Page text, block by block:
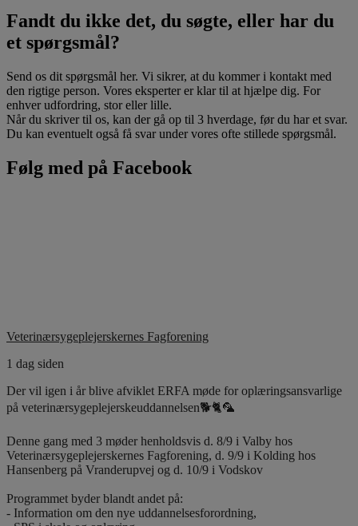
Fandt du ikke det, du søgte, eller har du
et spørgsmål?
Send os dit spørgsmål her. Vi sikrer, at du kommer i kontakt med
den rigtige person. Vores eksperter er klar til at hjælpe dig. For
enhver udfordring, stor eller lille.
Når du skriver til os, kan der gå op til 3 hverdage, før du har et svar.
Du kan eventuelt også få svar under vores ofte stillede spørgsmål.
Følg med på Facebook
Veterinærsygeplejerskernes Fagforening
1 dag siden
Der vil igen i år blive afviklet ERFA møde for oplæringsansvarlige
på veterinærsygeplejerskeuddannelsen🐕🐈🦜
Denne gang med 3 møder henholdsvis d. 8/9 i Valby hos
Veterinærsygeplejerskernes Fagforening, d. 9/9 i Kolding hos
Hansenberg på Vranderupvej og d. 10/9 i Vodskov
Programmet byder blandt andet på:
- Information om den nye uddannelsesforordning,